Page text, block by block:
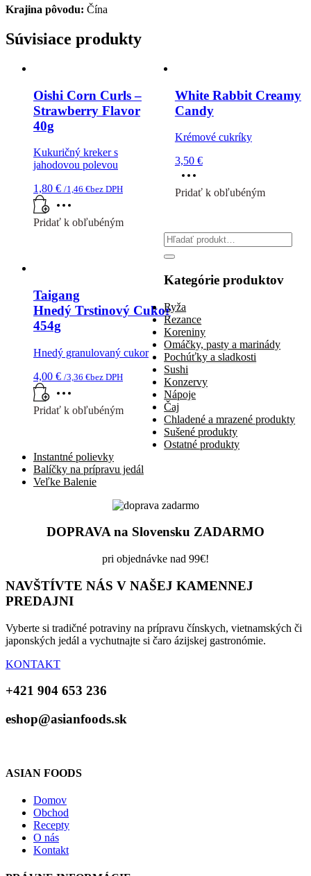
Krajina pôvodu: Čína
Súvisiace produkty
Oishi Corn Curls –
Strawberry Flavor
40g
Kukuričný kreker s
jahodovou polevou
1,80 € /1,46 €bez DPH
Pridať k obľubéným
White Rabbit Creamy
Candy
Krémové cukríky
3,50 €
produkt
má
Možnosti
si
vybrať
na
Pridať k obľubéným
Taigang
Hnedý Trstinový Cukor
454g
Hnedý granulovaný cukor
4,00 € /3,36 €bez DPH
Pridať k obľubéným
Search
for:
Kategórie produktov
Ryža
Rezance
Koreniny
Omáčky, pasty a marinády
Pochúťky a sladkosti
Sushi
Konzervy
Nápoje
Čaj
Chladené a mrazené produkty
Sušené produkty
Ostatné produkty
Instantné polievky
Balíčky na prípravu jedál
Veľke Balenie
DOPRAVA na Slovensku ZADARMO
pri objednávke nad 99€!
NAVŠTÍVTE NÁS V NAŠEJ KAMENNEJ
PREDAJNI
Vyberte si tradičné potraviny na prípravu čínskych, vietnamských či
japonských jedál a vychutnajte si čaro ázijskej gastronómie.
KONTAKT
+421 904 653 236
eshop@asianfoods.sk
ASIAN FOODS
Domov
Obchod
Recepty
O nás
Kontakt